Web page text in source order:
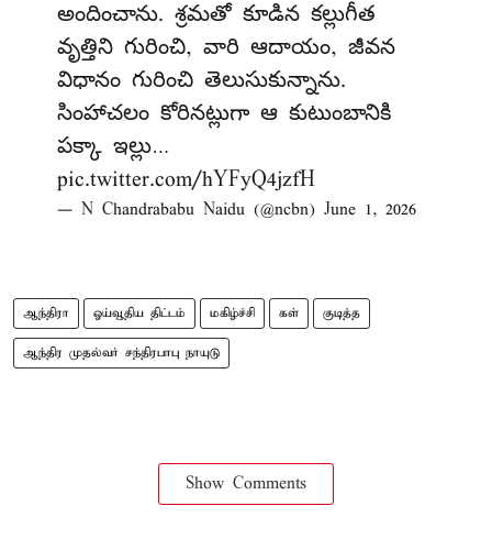
అందించాను. శ్రమతో కూడిన కల్లుగీత
వృత్తిని గురించి, వారి ఆదాయం, జీవన
విధానం గురించి తెలుసుకున్నాను.
సింహాచలం కోరినట్లుగా ఆ కుటుంబానికి
పక్కా ఇల్లు…
pic.twitter.com/hYFyQ4jzfH
— N Chandrababu Naidu (@ncbn) June 1, 2026
ஆந்திரா ஓய்வூதிய திட்டம் மகிழ்ச்சி கள் குடித்த
ஆந்திர முதல்வர் சந்திரபாபு நாயுடு
Show Comments